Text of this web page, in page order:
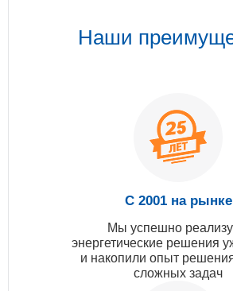
Наши
С 2001 на рынке
Мы успешно
энергетические решения
и накопили опыт
сложных задач